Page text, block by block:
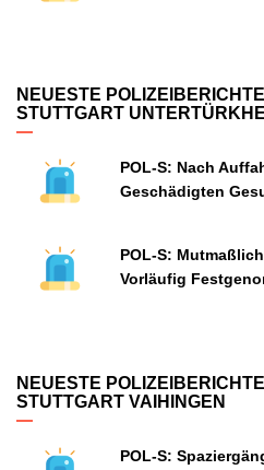
NEUESTE POLIZEIBERICHTE
STUTTGART
POL-S: Nach
Geschädigten
POL-S:
Vorläufig
NEUESTE POLIZEIBERICHTE
STUTTGART VAIHINGEN
POL-S: